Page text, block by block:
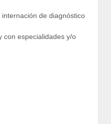
de diagnóstico
con especialidades y/o